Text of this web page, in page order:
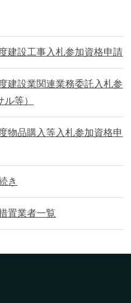
建設工事入札参加資格申請
建設業関連業務委託入札参
等）
物品購入等入札参加資格申
き
置業者一覧